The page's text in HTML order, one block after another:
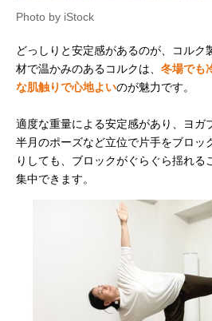
Photo by iStock
どっしりと安定感があるのが、コルク
材で温かみのあるコルクは、 冬場でも
な肌触りで心地よいのが魅力です。
適度な重量による安定感があり、ヨガ
半月のポーズなど立位で片手をブロッ
りしても、ブロックがぐらぐら揺れる
集中できます。